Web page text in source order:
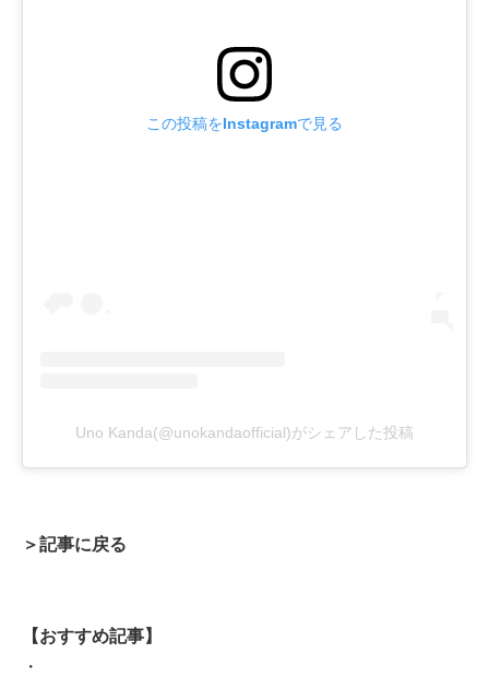
この投稿をInstagramで見る
Uno Kanda(@unokandaofficial)がシェアした投稿
＞記事に戻る
【おすすめ記事】
・